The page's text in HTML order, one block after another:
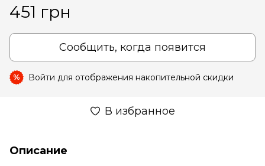
451 грн
Сообщить, когда появится
% Войти для отображения накопительной скидки
В избранное
Описание